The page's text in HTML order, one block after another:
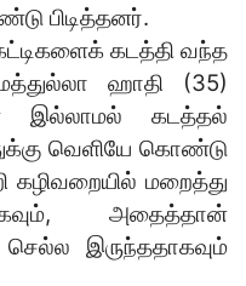
பிடித்தனர்.
கடத்தி வந்த
ஹாதி (35)
இல்லாமல் கடத்தல்
வெளியே கொண்டு
கழிவறையில் மறைத்து
அதைத்தான்
இருந்ததாகவும்